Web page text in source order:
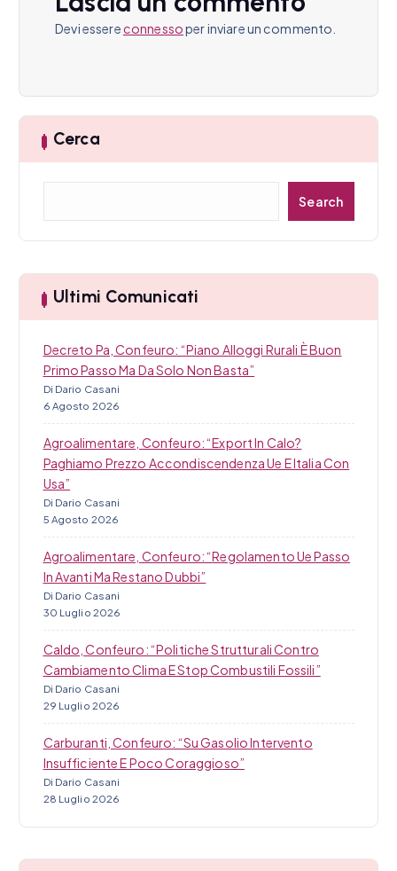
r
l
i
Devi essereconnessoper inviare un commento.
Cerca
a
Search
Ultimi Comunicati
Decreto Pa, Confeuro: “Piano Alloggi Rurali È Buon
Primo Passo Ma Da Solo Non Basta”
Di Dario Casani
6 Agosto 2026
Agroalimentare, Confeuro: “Export In Calo?
Paghiamo Prezzo Accondiscendenza Ue E Italia Con
Usa”
Di Dario Casani
5 Agosto 2026
Agroalimentare, Confeuro: “Regolamento Ue Passo
In Avanti Ma Restano Dubbi”
Di Dario Casani
30 Luglio 2026
Caldo, Confeuro: “Politiche Strutturali Contro
Cambiamento Clima E Stop Combustili Fossili”
Di Dario Casani
29 Luglio 2026
Carburanti, Confeuro: “Su Gasolio Intervento
Insufficiente E Poco Coraggioso”
Di Dario Casani
28 Luglio 2026